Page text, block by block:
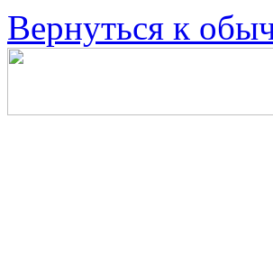
Вернуться к